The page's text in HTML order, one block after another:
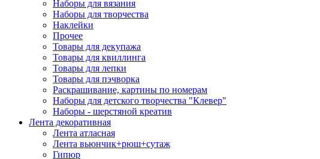
Наборы для вязания
Наборы для творчества
Наклейки
Прочее
Товары для декупажа
Товары для квиллинга
Товары для лепки
Товары для пэчворка
Раскрашивание, картины по номерам
Наборы для детского творчества "Клевер"
Наборы - шерстяной креатив
Лента декоративная
Лента атласная
Лента вьюнчик+рюш+сутаж
Гипюр